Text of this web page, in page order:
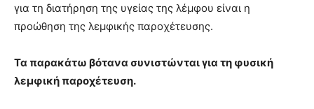
για τη διατήρηση της υγείας της λέμφου είναι η
προώθηση της λεμφικής παροχέτευσης.
Τα παρακάτω βότανα συνιστώνται για τη φυσική
λεμφική παροχέτευση.